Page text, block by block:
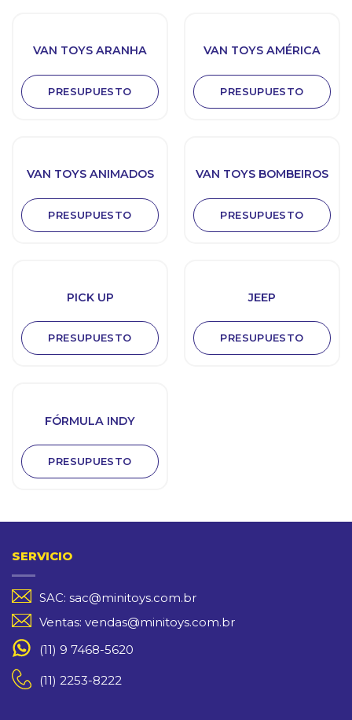
VAN TOYS ARANHA
PRESUPUESTO
VAN TOYS AMÉRICA
PRESUPUESTO
VAN TOYS ANIMADOS
PRESUPUESTO
VAN TOYS BOMBEIROS
PRESUPUESTO
PICK UP
PRESUPUESTO
JEEP
PRESUPUESTO
FÓRMULA INDY
PRESUPUESTO
SERVICIO
SAC: sac@minitoys.com.br
Ventas: vendas@minitoys.com.br
(11) 9 7468-5620
(11) 2253-8222